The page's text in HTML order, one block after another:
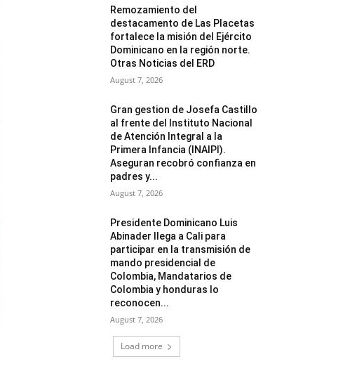
Remozamiento del
destacamento de Las Placetas
fortalece la misión del Ejército
Dominicano en la región norte.
Otras Noticias del ERD
August 7, 2026
Gran gestion de Josefa Castillo
al frente del Instituto Nacional
de Atención Integral a la
Primera Infancia (INAIPI).
Aseguran recobró confianza en
padres y...
August 7, 2026
Presidente Dominicano Luis
Abinader llega a Cali para
participar en la transmisión de
mando presidencial de
Colombia, Mandatarios de
Colombia y honduras lo
reconocen...
August 7, 2026
Load more